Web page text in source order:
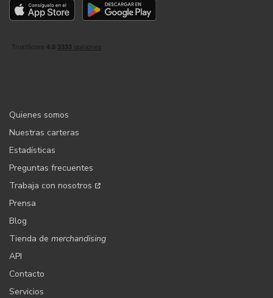
Quienes somos
Nuestras carteras
Estadísticas
Preguntas frecuentes
Trabaja con nosotros
Prensa
Blog
Tienda de merchandising
API
Contacto
Servicios